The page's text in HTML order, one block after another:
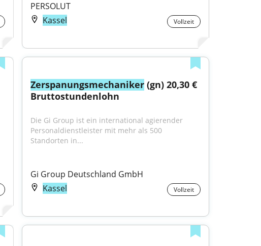
PERSOLUT
Kassel
Vollzeit
Zerspanungsmechaniker (gn) 20,30 €
Bruttostundenlohn
Die Gi Group ist ein international agierender
Personaldienstleister mit mehr als 500
Standorten in...
Gi Group Deutschland GmbH
Kassel
Vollzeit